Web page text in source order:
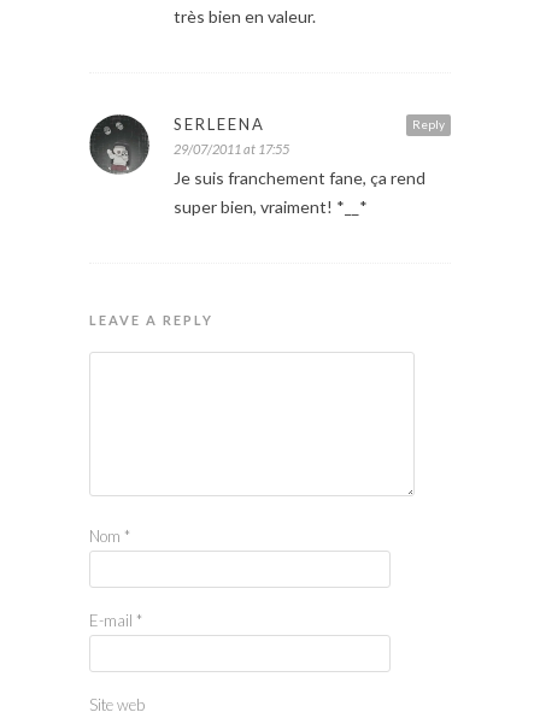
très bien en valeur.
Reply
SERLEENA
29/07/2011 at 17:55
Je suis franchement fane, ça rend
super bien, vraiment! *__*
LEAVE A REPLY
Nom *
E-mail *
Site web